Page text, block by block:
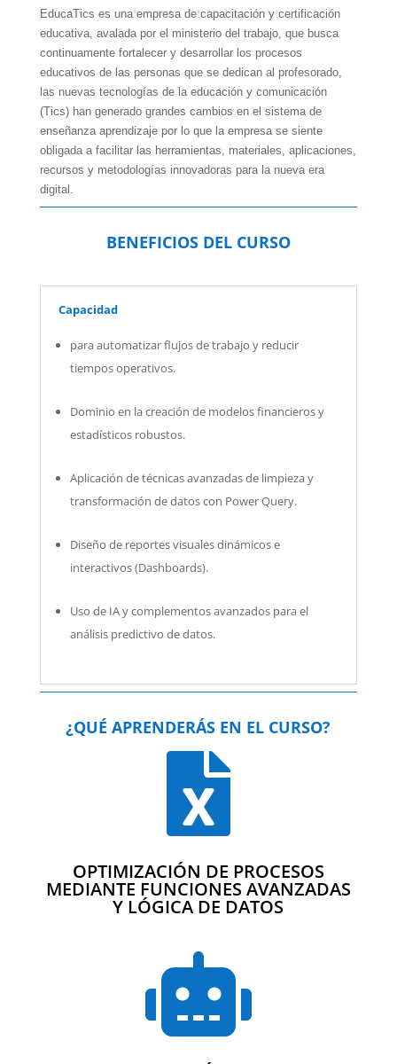
EducaTics es una empresa de capacitación y certificación
educativa, avalada por el ministerio del trabajo, que busca
continuamente fortalecer y desarrollar los procesos
educativos de las personas que se dedican al profesorado,
las nuevas tecnologías de la educación y comunicación
(Tics) han generado grandes cambios en el sistema de
enseñanza aprendizaje por lo que la empresa se siente
obligada a facilitar las herramientas, materiales, aplicaciones,
recursos y metodologías innovadoras para la nueva era
digital.
BENEFICIOS DEL CURSO
Capacidad
para automatizar flujos de trabajo y reducir
tiempos operativos.
Dominio en la creación de modelos financieros y
estadísticos robustos.
Aplicación de técnicas avanzadas de limpieza y
transformación de datos con Power Query.
Diseño de reportes visuales dinámicos e
interactivos (Dashboards).
Uso de IA y complementos avanzados para el
análisis predictivo de datos.
¿QUÉ APRENDERÁS EN EL CURSO?

OPTIMIZACIÓN DE PROCESOS
MEDIANTE FUNCIONES AVANZADAS
Y LÓGICA DE DATOS
